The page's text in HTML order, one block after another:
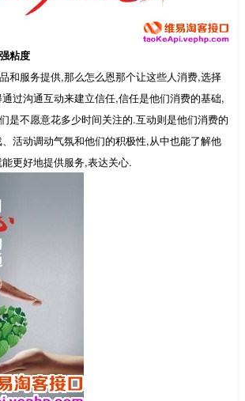
粘度
和服务提供,那么怎么恩那个让这些人消费,选择
过沟通互动来建立信任,信任是他们消费的基础,
是不愿意花多少时间关注的.互动则是他们消费的
活动调动气氛和他们的积极性,从中也能了解他
更好地提供服务,表达关心.